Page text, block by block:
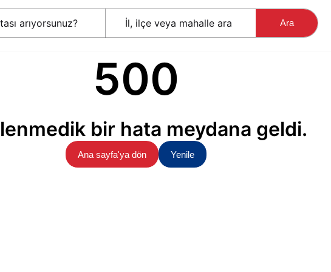
Ara
500
bir hata meydana geldi.
Ana sayfa'ya dön Yenile